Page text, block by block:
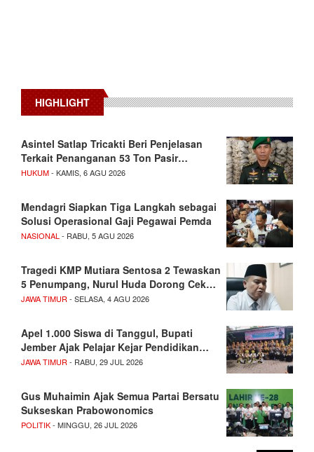
HIGHLIGHT
Asintel Satlap Tricakti Beri Penjelasan
Terkait Penanganan 53 Ton Pasir…
HUKUM- KAMIS, 6 AGU 2026
Mendagri Siapkan Tiga Langkah sebagai
Solusi Operasional Gaji Pegawai Pemda
NASIONAL - RABU, 5 AGU 2026
Tragedi KMP Mutiara Sentosa 2 Tewaskan
5 Penumpang, Nurul Huda Dorong Cek…
JAWA TIMUR - SELASA, 4 AGU 2026
Apel 1.000 Siswa di Tanggul, Bupati
Jember Ajak Pelajar Kejar Pendidikan…
JAWA TIMUR - RABU, 29 JUL 2026
Gus Muhaimin Ajak Semua Partai Bersatu
Sukseskan Prabowonomics
POLITIK- MINGGU, 26 JUL 2026